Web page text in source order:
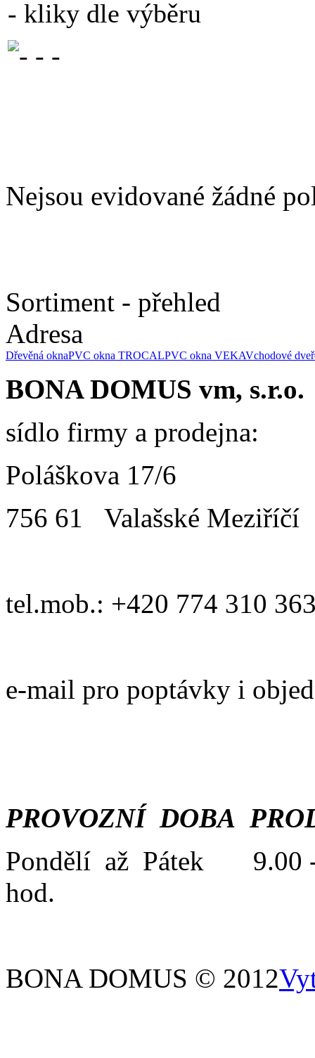
- kliky dle výběru
Nejsou evidované žádné
Sortiment - přehled
Adresa
Dřevěná oknaPVC okna TROCALPVC okna VEKAVchodové
BONA DOMUS vm, s.r.o.
sídlo firmy a prodejna:
Poláškova 17/6
756 61 Valašské Meziříčí
tel.mob.: +420 774 310
e-mail pro poptávky i
PROVOZNÍ DOBA
Pondělí až Pátek 9.00
hod.
BONA DOMUS © 2012